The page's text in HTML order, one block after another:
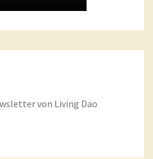
von Living Dao